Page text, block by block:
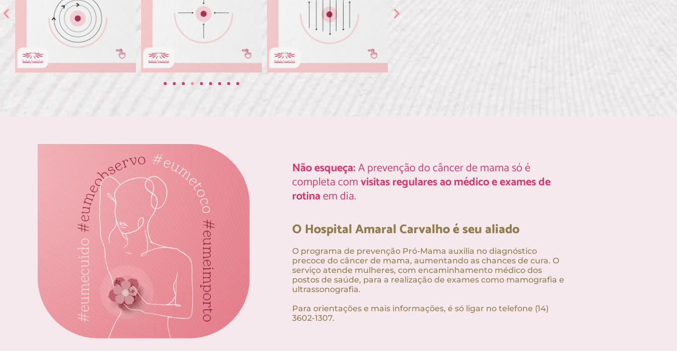
Não esqueça:A prevenção do câncer de mama só é
completa comvisitas regulares ao médico e exames de
rotinaem dia.
O Hospital Amaral Carvalho é seu aliado
O programa de prevenção Pró-Mama auxilia no diagnóstico
precoce do câncer de mama, aumentando as chances de cura. O
serviço atende mulheres, com encaminhamento médico dos
postos de saúde, para a realização de exames como mamografia e
ultrassonografia.
Para orientações e mais informações, é só ligar no telefone (14)
3602-1307.